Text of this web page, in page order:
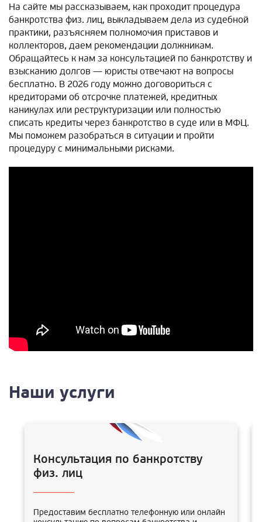
На сайте мы рассказываем, как проходит процедура
банкротства физ. лиц, выкладываем дела из судебной
практики, разъясняем полномочия приставов и
коллекторов, даем рекомендации должникам.
Обращайтесь к нам за консультацией по банкротству и
взысканию долгов — юристы отвечают на вопросы
бесплатно. В 2026 году можно договориться с
кредиторами об отсрочке платежей, кредитных
каникулах или реструктуризации или полностью
списать кредиты через банкротство в суде или в МФЦ.
Мы поможем разобраться в ситуации и пройти
процедуру с минимальными рисками.
Наши услуги
Консультация по банкротству
физ. лиц
Предоставим бесплатно телефонную или онлайн